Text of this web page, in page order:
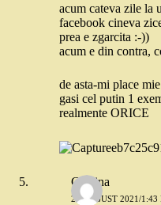
acum cateva zile la
facebook cineva
prea e zgarcita :-))
acum e din contra,
de asta-mi place
gasi cel putin 1
realmente ORICE
Cristina
26 AUGUST 2021/1:43